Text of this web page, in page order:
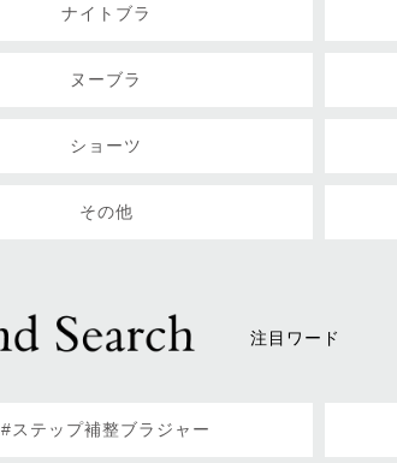
ナイトブラ
ヌーブラ
ショーツ
その他
注目ワード
#ステップ補整ブラジャー